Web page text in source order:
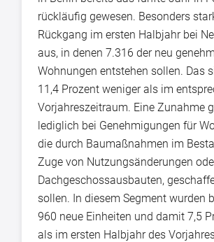
rückläufig gewesen. Besonders
Rückgang im ersten Halbjahr bei
aus, in denen 7.316 der neu
Wohnungen entstehen sollen. Das
11,4 Prozent weniger als im
Vorjahreszeitraum. Eine Zunahme
lediglich bei Genehmigungen für
die durch Baumaßnahmen im
Zuge von Nutzungsänderungen
Dachgeschossausbauten,
sollen. In diesem Segment wurden
960 neue Einheiten und damit 7,5
als im ersten Halbjahr des